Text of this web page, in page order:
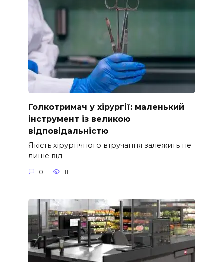
Голкотримач у хірургії: маленький
інструмент із великою
відповідальністю
Якість хірургічного втручання залежить не
лише від
0 11